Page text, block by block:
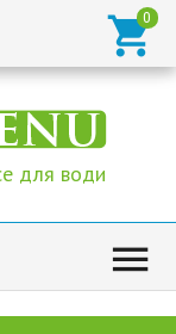

для води
